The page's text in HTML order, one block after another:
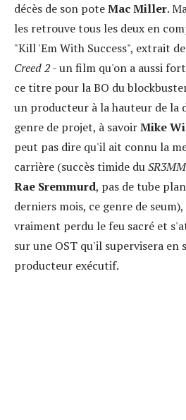
décès de son poteMac Miller.
les retrouve tous les deux en
"Kill 'Em With Success", extrait
Creed 2- un film qu'on a aussi fort
ce titre pour la BO du
un producteur à la hauteur de la
genre de projet, à savoirMike
peut pas dire qu'il ait connu la
carrière (succès timide duSR3MM
Rae Sremmurd, pas de tube
derniers mois, ce genre de
vraiment perdu le feu sacré et
sur une OST qu'il supervisera en
producteur exécutif.